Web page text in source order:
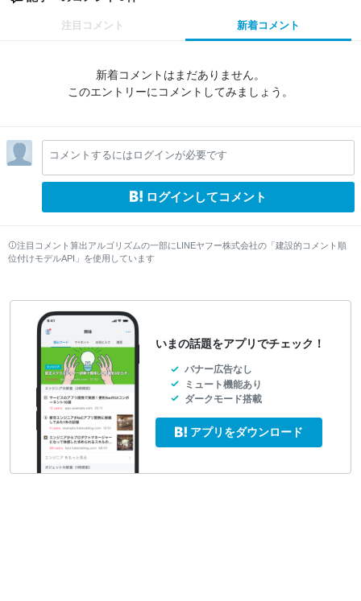
注目コメント 新着コメント
新着コメントはまだありません。
このエントリーにコメントしてみましょう。
コメントするにはログインが必要です
ログインしてコメント
注目コメント算出アルゴリズムの一部にLINEヤフー株式会社の「建設的コメント順
位付けモデルAPI」を使用しています
いまの話題をアプリでチェック！
バナー広告なし
ミュート機能あり
ダークモード搭載
アプリをダウンロード